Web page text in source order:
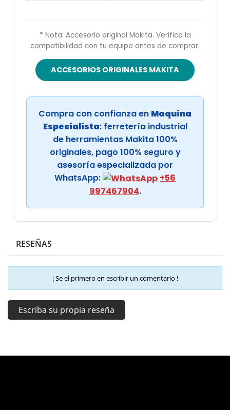
* Nota: Accesorio original Makita. Verifica la
compatibilidad con tu equipo antes de comprar.
ACCESORIOS ORIGINALES MAKITA
Compra con confianza en Maquina
Especialista: ferretería industrial
de herramientas Makita 100%
originales, pago 100% seguro y
asesoría especializada por
WhatsApp:
+56
997467904.
RESEÑAS
¡ Se el primero en escribir un comentario !
Escriba su propia reseña